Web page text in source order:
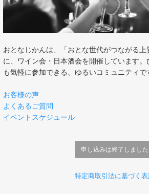
おとなじかんは、「おとな世代がつながる上
に、ワイン会・日本酒会を開催しています
も気軽に参加できる、ゆるいコミュニティで
お客様の声
よくあるご質問
イベントスケジュール
申し込みは終了しました
特定商取引法に基づく